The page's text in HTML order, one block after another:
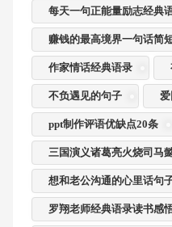
每天一句正能量励志经典
赚钱的最高境界一句话简
作家情话经典语录
不负遇见的句子
ppt制作评语优缺点20条
三国演义诸葛亮火烧司马
想和老公沟通的心里话句
罗翔老师经典语录读书感